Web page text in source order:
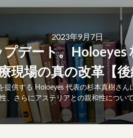
2023年9月7日
デート。Holoeyes
現場の真の改革【後
提供する Holoeyes 代表の杉本真樹さ
、さらにアステリアとの親和性につい